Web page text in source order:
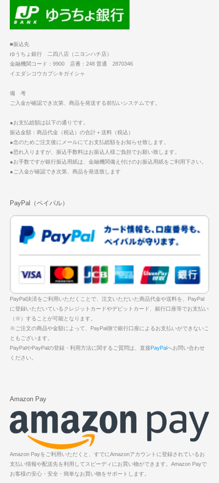
■振込先
ゆうちょ銀行 二四八店（ニヨンハチ店）
金融機関コード：9900 店番：248 普通 2870346
イエダシコウカブシキガイシャ
備 考
ご入金が確認でき次第、商品を発送する前払いシステムです。
●お支払総額は以下の通りです。
振込金額：商品代金（税込）の合計＋送料（税込）
●念のためご注文後にメールにてお支払総額をお知らせ致します。
●恐れ入りますが、振込手数料はお振込人様ご負担でお願い致します。
●お手数ですが銀行振込用紙は、金融機関備え付けのお振込用紙をご利用下さい。
●ご入金が確認でき次第、商品を発送致します
PayPal（ペイパル）
PayPal決済をご利用いただくことで、注文いただいた商品代金や送料を、PayPal
に登録いただいているクレジットカードやデビットカード、銀行口座等でお支払い
（※）することが可能となります。
※ご注文の商品や金額によって、PayPal側で銀行口座によるお支払いができないこ
ともございます。
PayPalやPayPalの登録・利用方法に関するご質問は、直接PayPalへお問い合わせ
ください。
Amazon Pay
Amazon Payをご利用いただくと、すでにAmazonアカウントに登録されているお
支払い情報や配送先を利用してスピーディにお買い物ができます。Amazon Payで
お客様の安心・安全・簡単なお買い物をサポートします。